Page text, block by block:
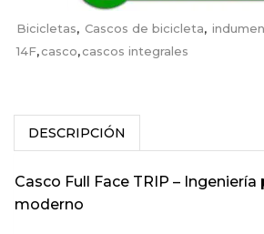
Bicicletas, Cascos de bicicleta,
14F,casco,cascos integrales
DESCRIPCIÓN
Casco Full Face TRIP –
moderno